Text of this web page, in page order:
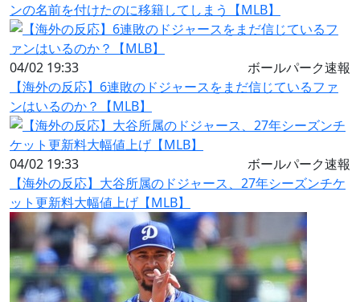
ンの名前を付けたのに移籍してしまう【MLB】
04/02 19:33
ボールパーク速報
【海外の反応】6連敗のドジャースをまだ信じているファ
ンはいるのか？【MLB】
04/02 19:33
ボールパーク速報
【海外の反応】大谷所属のドジャース、27年シーズンチケ
ット更新料大幅値上げ【MLB】